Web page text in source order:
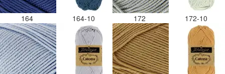
164 164-10 172 172-10